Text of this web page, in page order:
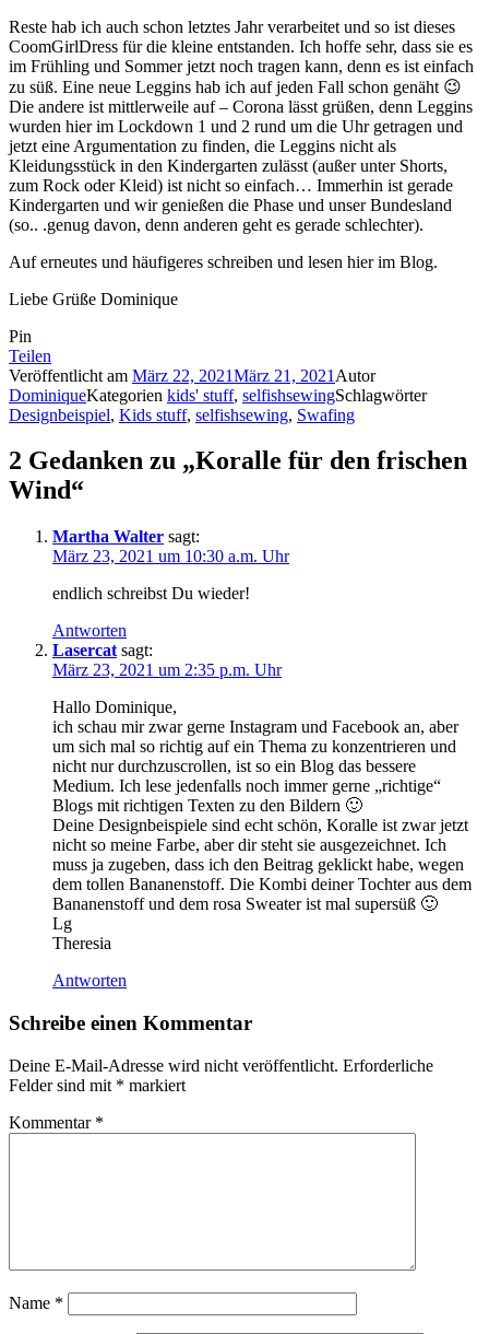
Reste hab ich auch schon letztes Jahr verarbeitet und so ist dieses
CoomGirlDress für die kleine entstanden. Ich hoffe sehr, dass sie es
im Frühling und Sommer jetzt noch tragen kann, denn es ist einfach
zu süß. Eine neue Leggins hab ich auf jeden Fall schon genäht 😉
Die andere ist mittlerweile auf – Corona lässt grüßen, denn Leggins
wurden hier im Lockdown 1 und 2 rund um die Uhr getragen und
jetzt eine Argumentation zu finden, die Leggins nicht als
Kleidungsstück in den Kindergarten zulässt (außer unter Shorts,
zum Rock oder Kleid) ist nicht so einfach… Immerhin ist gerade
Kindergarten und wir genießen die Phase und unser Bundesland
(so.. .genug davon, denn anderen geht es gerade schlechter).
Auf erneutes und häufigeres schreiben und lesen hier im Blog.
Liebe Grüße Dominique
Pin
Teilen
Veröffentlicht am März 22, 2021März 21, 2021 Autor
DominiqueKategorien kids' stuff, selfishsewingSchlagwörter
Designbeispiel, Kids stuff, selfishsewing, Swafing
2 Gedanken zu „Koralle für den frischen
Wind“
Martha Walter sagt:
März 23, 2021 um 10:30 a.m. Uhr
endlich schreibst Du wieder!
Antworten
Lasercat sagt:
März 23, 2021 um 2:35 p.m. Uhr
Hallo Dominique,
ich schau mir zwar gerne Instagram und Facebook an, aber
um sich mal so richtig auf ein Thema zu konzentrieren und
nicht nur durchzuscrollen, ist so ein Blog das bessere
Medium. Ich lese jedenfalls noch immer gerne „richtige“
Blogs mit richtigen Texten zu den Bildern 🙂
Deine Designbeispiele sind echt schön, Koralle ist zwar jetzt
nicht so meine Farbe, aber dir steht sie ausgezeichnet. Ich
muss ja zugeben, dass ich den Beitrag geklickt habe, wegen
dem tollen Bananenstoff. Die Kombi deiner Tochter aus dem
Bananenstoff und dem rosa Sweater ist mal supersüß 🙂
Lg
Theresia
Antworten
Schreibe einen Kommentar
Deine E-Mail-Adresse wird nicht veröffentlicht. Erforderliche
Felder sind mit * markiert
Kommentar *
Name *